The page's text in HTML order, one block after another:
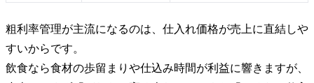
粗利率管理が主流になるのは、仕入れ価格が売上に直結しや
すいからです。
飲食なら食材の歩留まりや仕込み時間が利益に響きますが、